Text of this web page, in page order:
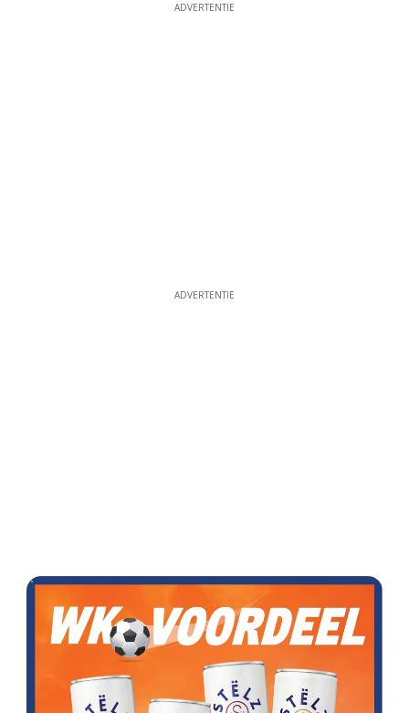
ADVERTENTIE
ADVERTENTIE